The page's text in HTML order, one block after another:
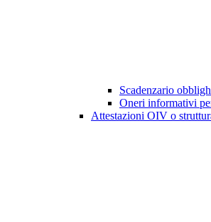
Scadenzario
Oneri informativi
Attestazioni OIV o